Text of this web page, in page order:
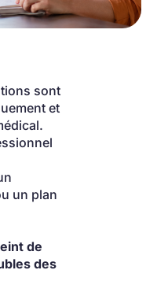
sont
et
un plan
de
des